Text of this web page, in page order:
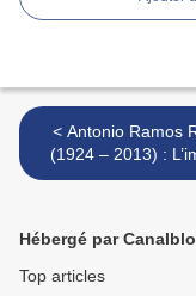
< Antonio Ramos Rosa
(1924 – 2013) :
errante / A imagem
Hébergé par
Top articles